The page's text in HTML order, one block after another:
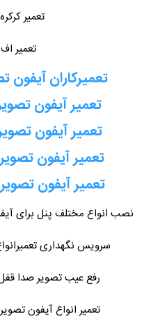
تعمیر
تعمیر
تعمیرکاران آیفون
تعمیر آیفون
تعمیر آیفون
تعمیر آیفون
تعمیر آیفون
نصب انواع مختلف پنل برای
سرویس نگهداری
رفع عیب تصویر صدا
تعمیر انواع آیفون